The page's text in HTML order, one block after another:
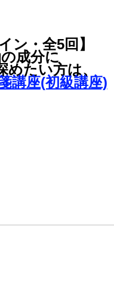
ン・全5回】
成分に
めたい方は、
講座(初級講座)